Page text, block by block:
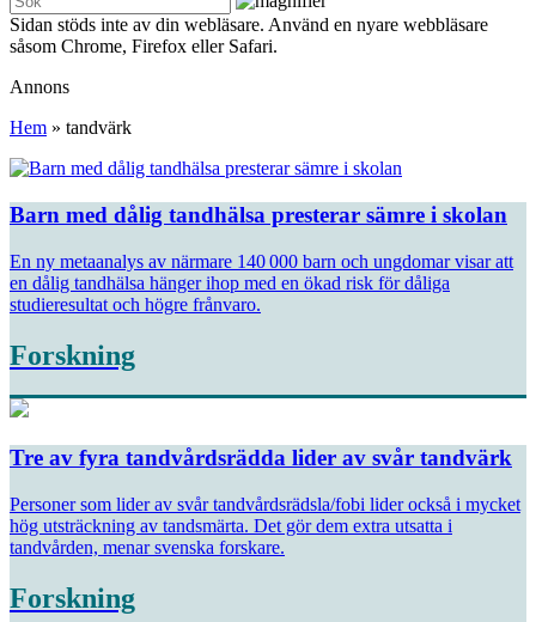
Sidan stöds inte av din webläsare. Använd en nyare webbläsare
såsom Chrome, Firefox eller Safari.
Annons
Hem » tandvärk
Barn med dålig tandhälsa presterar sämre i skolan
En ny metaanalys av närmare 140 000 barn och ungdomar visar att
en dålig tandhälsa hänger ihop med en ökad risk för dåliga
studieresultat och högre frånvaro.
Forskning
Tre av fyra tandvårdsrädda lider av svår tandvärk
Personer som lider av svår tandvårdsrädsla/fobi lider också i mycket
hög utsträckning av tandsmärta. Det gör dem extra utsatta i
tandvården, menar svenska forskare.
Forskning